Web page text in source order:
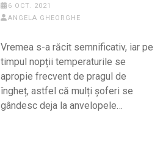
6 OCT. 2021
ANGELA GHEORGHE
Vremea s-a răcit semnificativ, iar pe
timpul nopții temperaturile se
apropie frecvent de pragul de
îngheț, astfel că mulți șoferi se
gândesc deja la anvelopele…